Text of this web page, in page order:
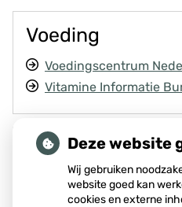
Voeding
Voedingscentrum
Vitamine Informatie
Zorgverzekeraar
Deze website
Wij gebruiken
website goed kan
cookies en externe